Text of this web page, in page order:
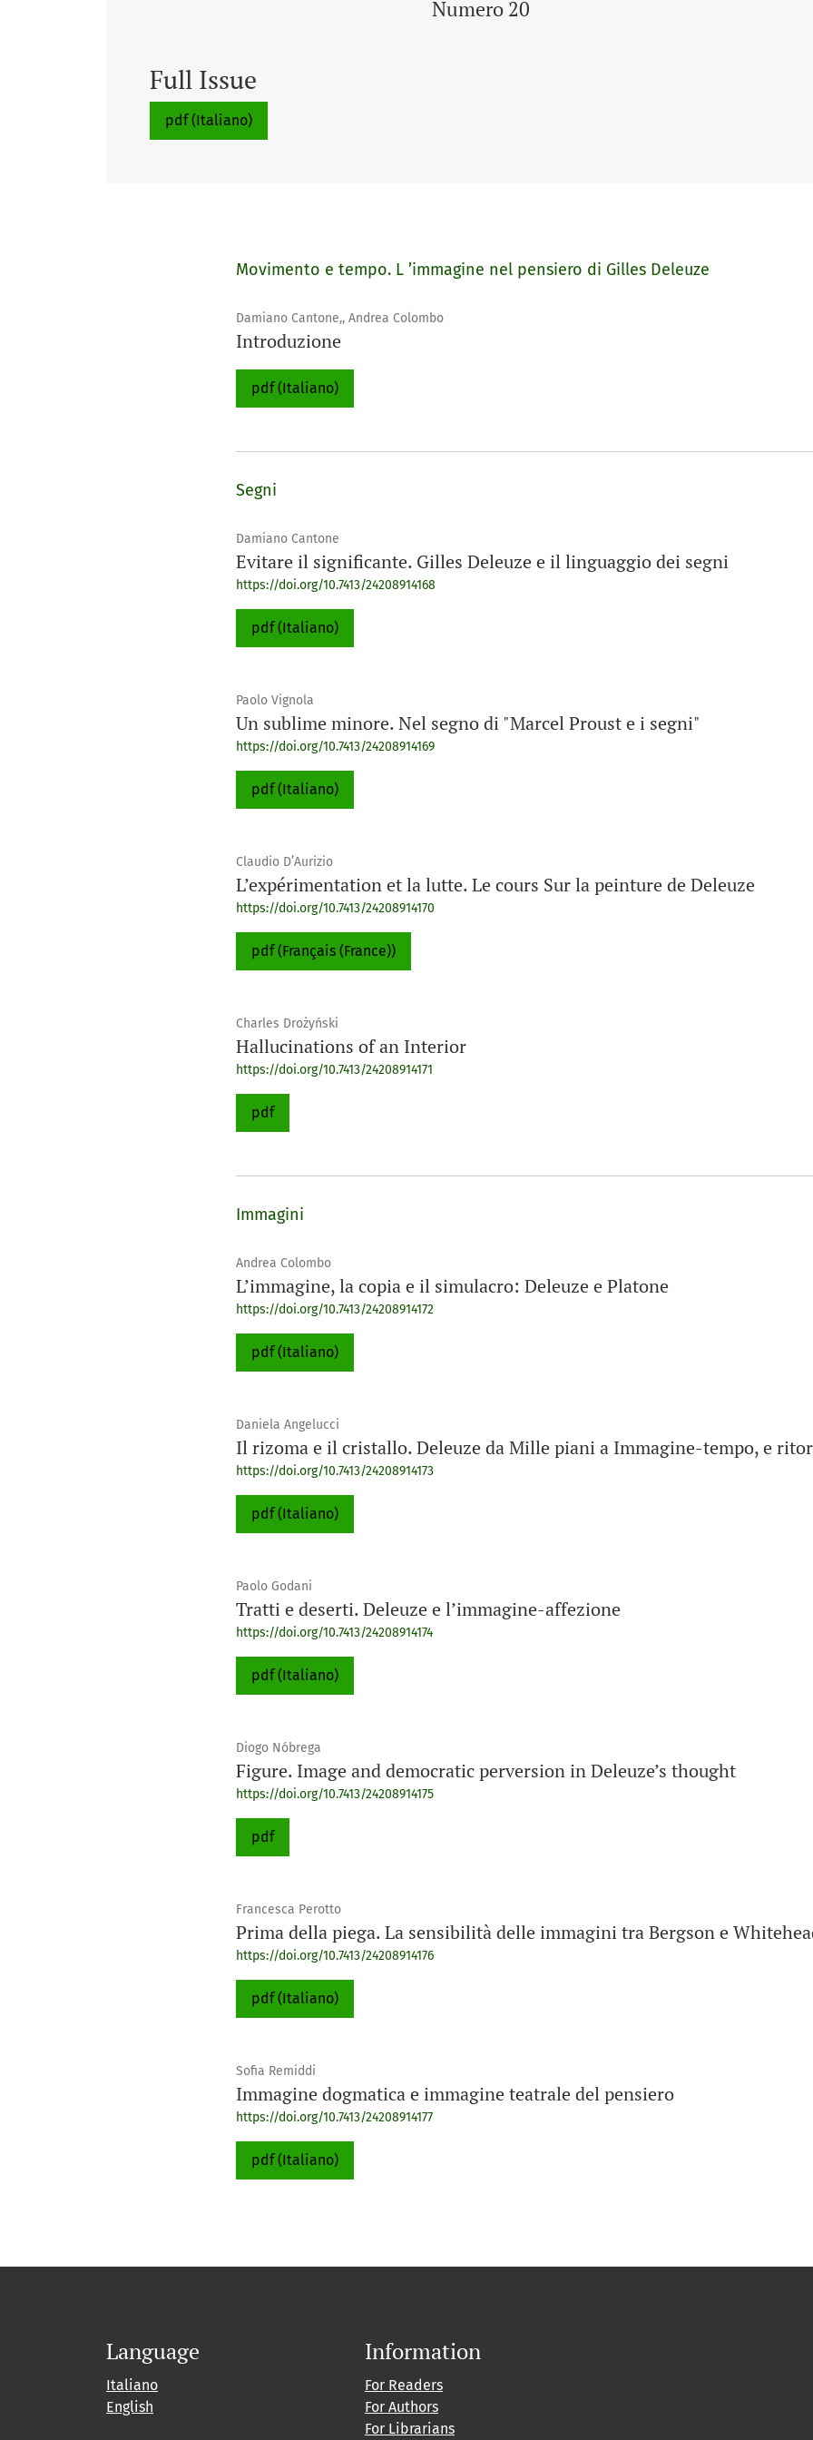
Numero 20
Full Issue
pdf (Italiano)
Movimento e tempo. L ’immagine nel pensiero di Gilles Deleuze
Damiano Cantone,, Andrea Colombo
Introduzione
pdf (Italiano)
Segni
Damiano Cantone
Evitare il significante. Gilles Deleuze e il linguaggio dei segni
https://doi.org/10.7413/24208914168
pdf (Italiano)
Paolo Vignola
Un sublime minore. Nel segno di "Marcel Proust e i segni"
https://doi.org/10.7413/24208914169
pdf (Italiano)
Claudio D’Aurizio
L’expérimentation et la lutte. Le cours Sur la peinture de Deleuze
https://doi.org/10.7413/24208914170
pdf (Français (France))
Charles Drożyński
Hallucinations of an Interior
https://doi.org/10.7413/24208914171
pdf
Immagini
Andrea Colombo
L’immagine, la copia e il simulacro: Deleuze e Platone
https://doi.org/10.7413/24208914172
pdf (Italiano)
Daniela Angelucci
Il rizoma e il cristallo. Deleuze da Mille piani a Immagine-tempo, e
https://doi.org/10.7413/24208914173
pdf (Italiano)
Paolo Godani
Tratti e deserti. Deleuze e l’immagine-affezione
https://doi.org/10.7413/24208914174
pdf (Italiano)
Diogo Nóbrega
Figure. Image and democratic perversion in Deleuze’s thought
https://doi.org/10.7413/24208914175
pdf
Francesca Perotto
Prima della piega. La sensibilità delle immagini tra Bergson e
https://doi.org/10.7413/24208914176
pdf (Italiano)
Sofia Remiddi
Immagine dogmatica e immagine teatrale del pensiero
https://doi.org/10.7413/24208914177
pdf (Italiano)
Language
Italiano
English
Information
For Readers
For Authors
For Librarians